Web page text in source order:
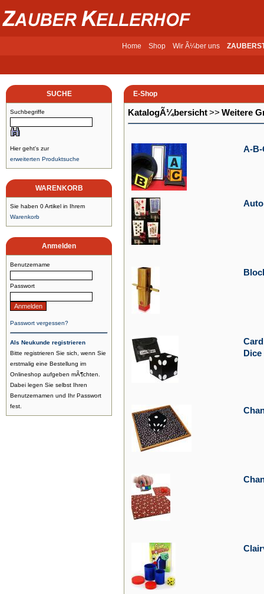
Home Shop Wir Ã¼ber uns
SUCHE
Suchbegriffe
Hier geht's zur
erweiterten Produktsuche
WARENKORB
Sie haben 0 Artikel in Ihrem
Warenkorb
Anmelden
Benutzername
Passwort
Passwort vergessen?
Als Neukunde registrieren
Bitte registrieren Sie sich, wenn Sie
erstmalig eine Bestellung im
Onlineshop aufgeben mÃ¶chten.
Dabei legen Sie selbst Ihren
Benutzernamen und Ihr Passwort
fest.
E-Shop
KatalogÃ¼bersicht>> Weitere
A-
Dice